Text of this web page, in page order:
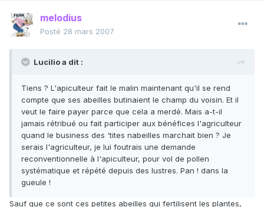
melodius
Posté 28 mars 2007
Lucilio a dit :
Tiens ? L'apiculteur fait le malin maintenant qu'il se rend
compte que ses abeilles butinaient le champ du voisin. Et il
veut le faire payer parce que cela a merdé. Mais a-t-il
jamais rétribué ou fait participer aux bénéfices l'agriculteur
quand le business des 'tites nabeilles marchait bien ? Je
serais l'agriculteur, je lui foutrais une demande
reconventionnelle à l'apiculteur, pour vol de pollen
systématique et répété depuis des lustres. Pan ! dans la
gueule !
Sauf que ce sont ces petites abeilles qui fertilisent les plantes,